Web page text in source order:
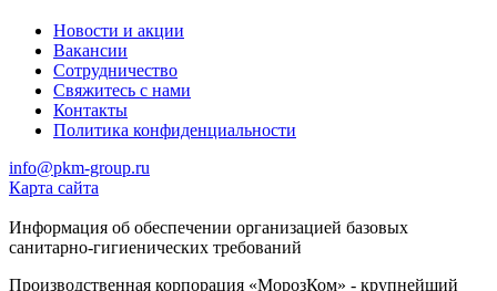
Новости и акции
Вакансии
Сотрудничество
Свяжитесь с нами
Контакты
Политика конфиденциальности
info@pkm-group.ru
Карта сайта
Информация об обеспечении организацией базовых
санитарно-гигиенических требований
Производственная корпорация «МорозКом» - крупнейший